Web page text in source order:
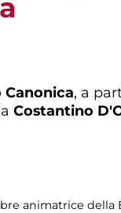
Canonica, a
Costantino
animatrice della